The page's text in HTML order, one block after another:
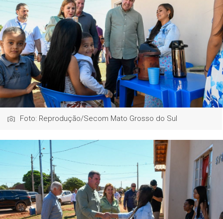
Foto: Reprodução/Secom Mato Grosso do Sul